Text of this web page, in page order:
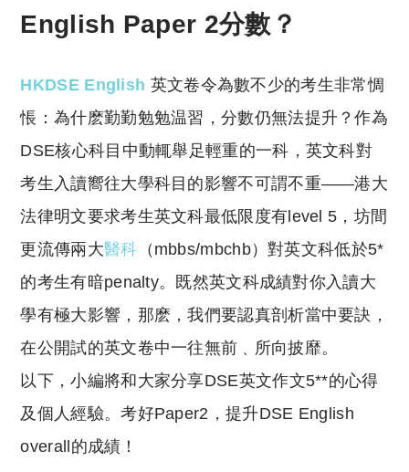
English Paper 2分數？
HKDSE English 英文卷令為數不少的考生非常惆
悵：為什麽勤勤勉勉温習，分數仍無法提升？作為
DSE核心科目中動輒舉足輕重的一科，英文科對
考生入讀嚮往大學科目的影響不可謂不重——港大
法律明文要求考生英文科最低限度有level 5，坊間
更流傳兩大醫科 （mbbs/mbchb）對英文科低於5*
的考生有暗penalty。既然英文科成績對你入讀大
學有極大影響，那麽，我們要認真剖析當中要訣，
在公開試的英文卷中一往無前﹑所向披靡。
以下，小編將和大家分享DSE英文作文5**的心得
及個人經驗。考好Paper2，提升DSE English
overall的成績！